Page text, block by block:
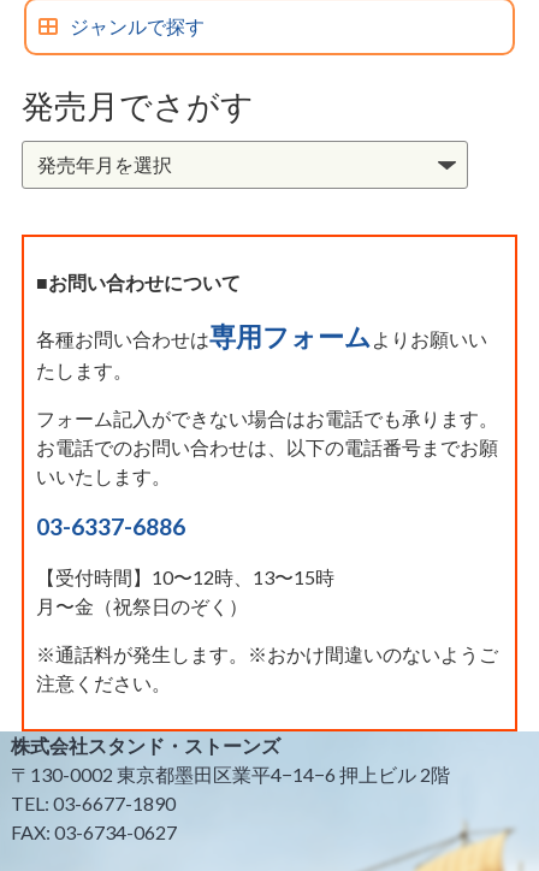
ジャンルで探す
発売月でさがす
■お問い合わせについて
各種お問い合わせは専用フォーム よりお願いい
たします。
フォーム記入ができない場合はお電話でも承ります。
お電話でのお問い合わせは、以下の電話番号までお願
いいたします。
03-6337-6886
【受付時間】10〜12時、13〜15時
月〜金（祝祭日のぞく）
※通話料が発生します。※おかけ間違いのないようご
注意ください。
株式会社スタンド・ストーンズ
〒130-0002 東京都墨田区業平4−14−6 押上ビル 2階
TEL: 03-6677-1890
FAX: 03-6734-0627